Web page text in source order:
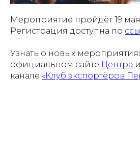
Мероприятие пройдёт 19 мая
Регистрация доступна по
Узнать о новых
официальном сайте Центра
канале «Клуб экспортёров